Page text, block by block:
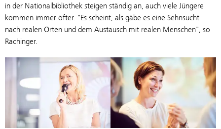
in der Nationalbibliothek steigen ständig an, auch viele Jüngere
kommen immer öfter. "Es scheint, als gäbe es eine Sehnsucht
nach realen Orten und dem Austausch mit realen Menschen", so
Rachinger.